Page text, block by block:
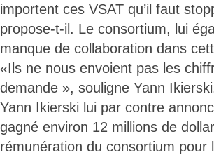
importent ces VSAT qu’il faut
propose-t-il. Le consortium, lui
manque de collaboration dans
«Ils ne nous envoient pas les
demande », souligne Yann
Yann Ikierski lui par contre
gagné environ 12 millions de
rémunération du consortium